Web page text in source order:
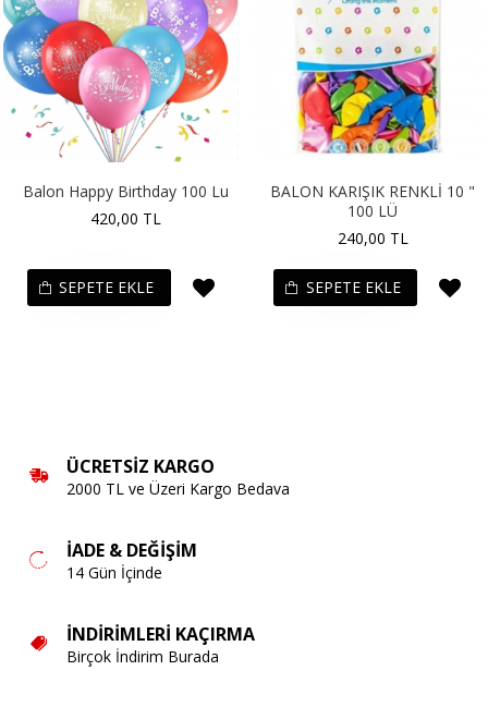
Balon Happy Birthday 100 Lu
420,00 TL
SEPETE EKLE
BALON KARIŞIK RENKLİ 10 "
100 LÜ
240,00 TL
SEPETE EKLE
ÜCRETSIZ KARGO
2000 TL ve Üzeri Kargo Bedava
İADE & DEĞIŞIM
14 Gün İçinde
İNDIRIMLERI KAÇIRMA
Birçok İndirim Burada